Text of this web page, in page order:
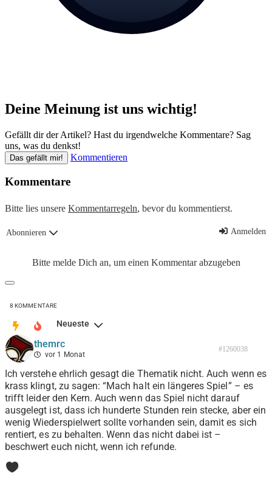
Deine Meinung ist uns wichtig!
Gefällt dir der Artikel? Hast du irgendwelche Kommentare? Sag
uns, was du denkst!
Das gefällt mir! Kommentieren
Kommentare
Bitte lies unsere Kommentarregeln, bevor du kommentierst.
Abonnieren Anmelden
Bitte melde Dich an, um einen Kommentar abzugeben
8 KOMMENTARE
Neueste
themrc
vor 1 Monat
#1260038
Ich verstehe ehrlich gesagt die Thematik nicht. Auch wenn es
krass klingt, zu sagen: “Mach halt ein längeres Spiel” – es
trifft leider den Kern. Auch wenn das Spiel nicht darauf
ausgelegt ist, dass ich hunderte Stunden rein stecke, aber ein
wenig Wiederspielwert sollte vorhanden sein, damit es sich
rentiert, es zu behalten. Wenn das nicht dabei ist –
beschwert euch nicht, wenn ich refunde.
0